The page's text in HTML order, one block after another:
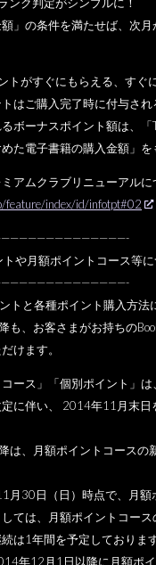
ンク判定がシンプルに！
」の条件を満たせば、 次月
トがすぐにもらえる、すぐ
はご購入完了時に付与され
ボーナスポイント額は、「
た電子書籍の購入金額」 を
アムクラブリニューアルに
feature/index/id/infotpt#02
—————————————-
トや月額ポイントコース等
—————————————-
トと各種ポイント購入方法
も、お客さまがお持ちの
けます。
コース」「個別ポイント」
に伴い、 2014年11月末
は、月額ポイントコースの
月30日（日）時点で、
月額
ては、月額ポイントコー
は1年間を予定しております
年12月1日以降に月額ポ